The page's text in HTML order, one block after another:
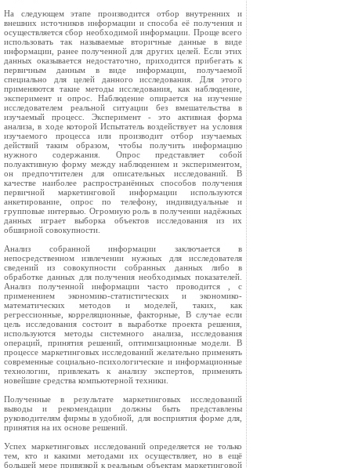
На следующем этапе производится отбор внутренних и
внешних источников информации и способа её получения и
осуществляется сбор необходимой информации. Проще всего
использовать так называемые вторичные данные в виде
информации, ранее полученной для других целей. Если этих
данных оказывается недостаточно, приходится прибегать к
первичным данным в виде информации, получаемой
специально для целей данного исследования. Для этого
применяются такие методы исследования, как наблюдение,
эксперимент и опрос. Наблюдение опирается на изучение
исследователем реальной ситуации без вмешательства в
изучаемый процесс. Эксперимент - это активная форма
анализа, в ходе которой Испытатель воздействует на условия
изучаемого процесса или производит отбор изучаемых
действий таким образом, чтобы получить информацию
нужного содержания. Опрос представляет собой
полуактивную форму между наблюдением и экспериментом,
он предпочтителен для описательных исследований. В
качестве наиболее распространённых способов получения
первичной маркетинговой информации используются
анкетирование, опрос по телефону, индивидуальные и
групповые интервью. Огромную роль в получении надёжных
данных играет выборка объектов исследования из их
обширной совокупности.
Анализ собранной информации заключается в
непосредственном извлечении нужных для исследователя
сведений из совокупности собранных данных либо в
обработке данных для получения необходимых показателей.
Анализ полученной информации часто проводится , с
применением экономико-статистических и экономико-
математических методов и моделей, таких, как
регрессионные, корреляционные, факторные, В случае если
цель исследования состоит в выработке проекта решения,
используются методы системного анализа, исследования
операций, принятия решений, оптимизационные модели. В
процессе маркетинговых исследований желательно применять
современные социально-психологические и информационные
технологии, привлекать к анализу экспертов, применять
новейшие средства компьютерной техники.
Полученные в результате маркетинговых исследований
выводы и рекомендации должны быть представлены
руководителям фирмы в удобной, для восприятия форме для,
принятия на их основе решений.
Успех маркетинговых исследований определяется не только
тем, кто и какими методами их осуществляет, но в ещё
большей мере привязкой к реальным объектам маркетинговой